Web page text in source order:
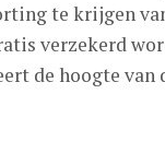
te krijgen
verzekerd
de hoogte van